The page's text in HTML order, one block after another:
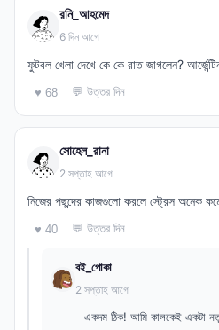
রনি_আহমেদ
6 দিন আগে
ফুটবল খেলা দেখে কে কে রাত জাগলেন?
♥ 68 💬 উত্তর দিন
সোহেল_রানা
2 সপ্তাহ আগে
নিজের পছন্দের কাজগুলো করলে স্ট্রেস অনেক
♥ 40 💬 উত্তর দিন
বই_পোকা
2 সপ্তাহ আগে
একদম ঠিক! আমি কালকেই একটা